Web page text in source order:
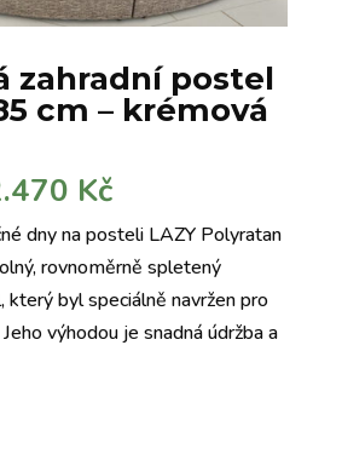
zahradní postel
cm – krémová
Kč.
KčAktuální
cena
je:
12.470 Kč.
dny na posteli LAZY Polyratan
rovnoměrně spletený
byl speciálně navržen pro
výhodou je snadná údržba a